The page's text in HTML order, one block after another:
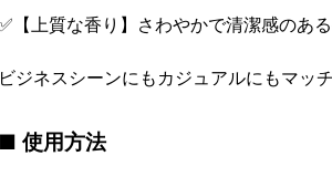
【上質な香り】さわやかで清潔感のあ
ビジネスシーンにもカジュアルにもマッ
■ 使用方法